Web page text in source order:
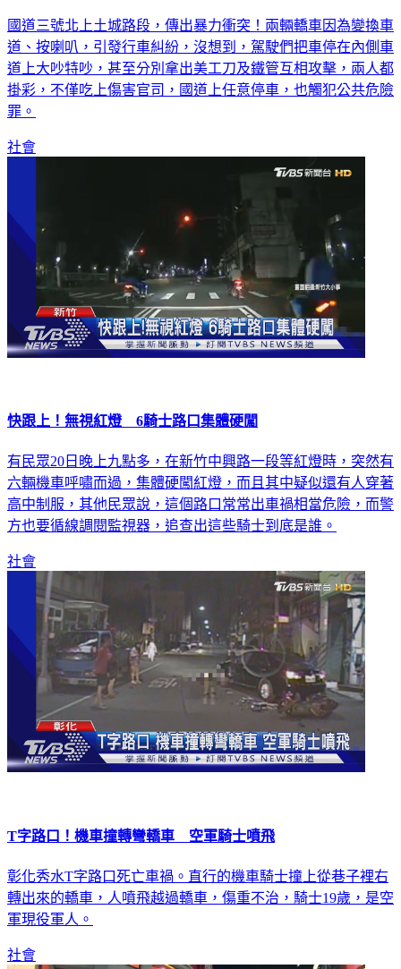
國道三號北上土城路段，傳出暴力衝突！兩輛轎車因為變換車
道、按喇叭，引發行車糾紛，沒想到，駕駛們把車停在內側車
道上大吵特吵，甚至分別拿出美工刀及鐵管互相攻擊，兩人都
掛彩，不僅吃上傷害官司，國道上任意停車，也觸犯公共危險
罪。
社會
快跟上！無視紅燈 6騎士路口集體硬闖
有民眾20日晚上九點多，在新竹中興路一段等紅燈時，突然有
六輛機車呼嘯而過，集體硬闖紅燈，而且其中疑似還有人穿著
高中制服，其他民眾說，這個路口常常出車禍相當危險，而警
方也要循線調閱監視器，追查出這些騎士到底是誰。
社會
T字路口！機車撞轉彎轎車 空軍騎士噴飛
彰化秀水T字路口死亡車禍。直行的機車騎士撞上從巷子裡右
轉出來的轎車，人噴飛越過轎車，傷重不治，騎士19歲，是空
軍現役軍人。
社會